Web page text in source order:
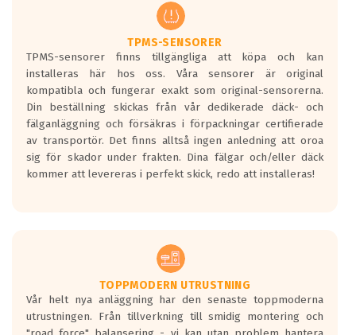
regelverket som introduceras år 2016.
Ett däck med två svarta vågor är redan
godkända för år 2016 nya regelverk.
Ett däck med en svart våg kommer vara
minst tre decibel tystare än det
regelverk som börjar gälla 2016.
TPMS-SENSORER
TPMS-sensorer finns tillgängliga att köpa och kan
installeras här hos oss. Våra sensorer är original
kompatibla och fungerar exakt som original-sensorerna.
Din beställning skickas från vår dedikerade däck- och
fälganläggning och försäkras i förpackningar certifierade
av transportör. Det finns alltså ingen anledning att oroa
sig för skador under frakten. Dina fälgar och/eller däck
kommer att levereras i perfekt skick, redo att installeras!
TOPPMODERN UTRUSTNING
Vår helt nya anläggning har den senaste toppmoderna
utrustningen. Från tillverkning till smidig montering och